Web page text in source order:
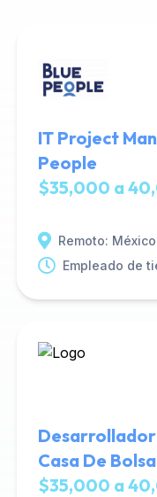
IT Project
People
$35,000 a
Remoto: México
Empleado de
Casa De Bolsa
$35,000 a